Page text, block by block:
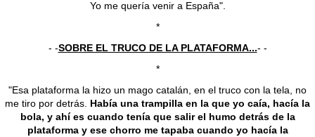
Yo me quería venir a España".
*
- -SOBRE EL TRUCO DE LA PLATAFORMA...- -
*
"Esa plataforma la hizo un mago catalán, en el truco con la tela, no
me tiro por detrás. Había una trampilla en la que yo caía, hacía la
bola, y ahí es cuando tenía que salir el humo detrás de la
plataforma y ese chorro me tapaba cuando yo hacía la